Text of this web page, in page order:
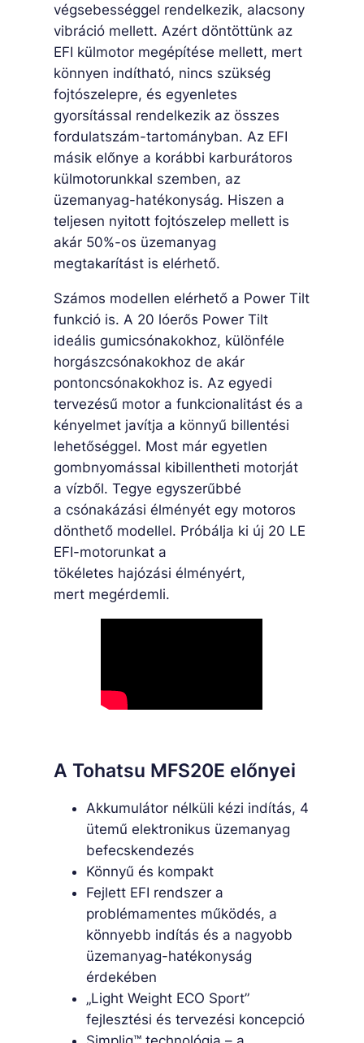
végsebességgel rendelkezik, alacsony
vibráció mellett. Azért döntöttünk az
EFI külmotor megépítése mellett, mert
könnyen indítható, nincs szükség
fojtószelepre, és egyenletes
gyorsítással rendelkezik az összes
fordulatszám-tartományban. Az EFI
másik előnye a korábbi karburátoros
külmotorunkkal szemben, az
üzemanyag-hatékonyság. Hiszen a
teljesen nyitott fojtószelep mellett is
akár 50%-os üzemanyag
megtakarítást is elérhető.
Számos modellen elérhető a Power Tilt
funkció is. A 20 lóerős Power Tilt
ideális gumicsónakokhoz, különféle
horgászcsónakokhoz de akár
pontoncsónakokhoz is. Az egyedi
tervezésű motor a funkcionalitást és a
kényelmet javítja a könnyű billentési
lehetőséggel. Most már egyetlen
gombnyomással kibillentheti motorját
a vízből. Tegye egyszerűbbé
a csónakázási élményét egy motoros
dönthető modellel. Próbálja ki új 20 LE
EFI-motorunkat a
tökéletes hajózási élményért,
mert megérdemli.
A Tohatsu MFS20E előnyei
Akkumulátor nélküli kézi indítás, 4
ütemű elektronikus üzemanyag
befecskendezés
Könnyű és kompakt
Fejlett EFI rendszer a
problémamentes működés, a
könnyebb indítás és a nagyobb
üzemanyag-hatékonyság
érdekében
„Light Weight ECO Sport”
fejlesztési és tervezési koncepció